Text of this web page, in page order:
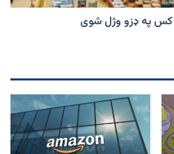
کس په ډزو وژل شوی